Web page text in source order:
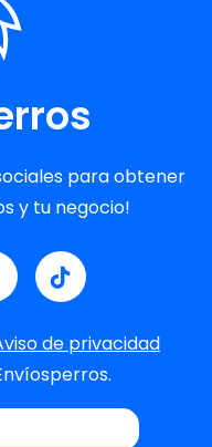
para obtener
y tu negocio!
de privacidad